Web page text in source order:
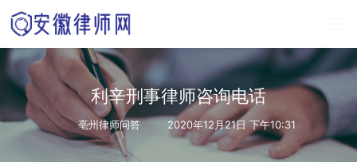
利辛刑事律师咨询电话
亳州律师问答 2020年12月21日 下午10:31